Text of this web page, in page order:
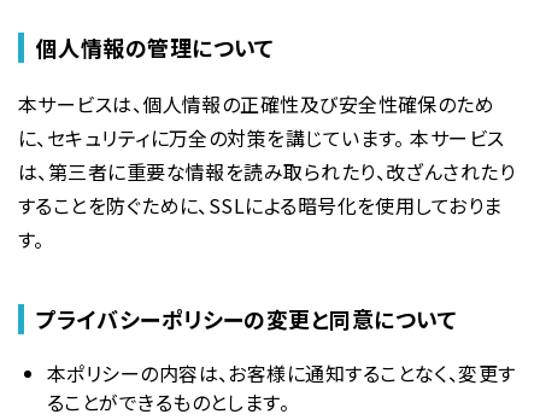
個人情報の管理について
本サービスは、個人情報の正確性及び安全性確保のため
に、セキュリティに万全の対策を講じています。 本サービス
は、第三者に重要な情報を読み取られたり、改ざんされたり
することを防ぐために、SSLによる暗号化を使用しておりま
す。
プライバシーポリシーの変更と同意について
本ポリシーの内容は、お客様に通知することなく、変更す
ることができるものとします。